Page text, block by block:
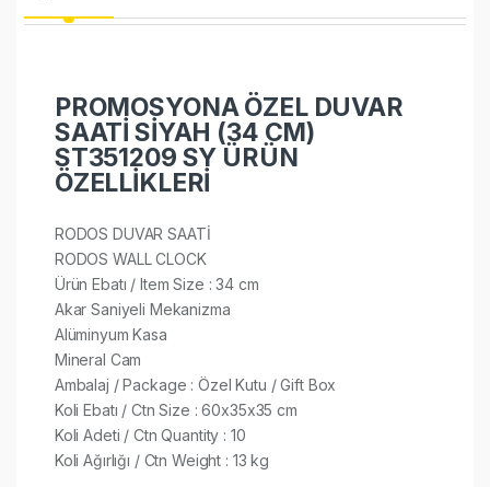
PROMOSYONA ÖZEL DUVAR
SAATİ SİYAH (34 CM)
ST351209 SY ÜRÜN
ÖZELLİKLERİ
RODOS DUVAR SAATİ
RODOS WALL CLOCK
Ürün Ebatı / Item Size : 34 cm
Akar Saniyeli Mekanizma
Alüminyum Kasa
Mineral Cam
Ambalaj / Package : Özel Kutu / Gift Box
Koli Ebatı / Ctn Size : 60x35x35 cm
Koli Adeti / Ctn Quantity : 10
Koli Ağırlığı / Ctn Weight : 13 kg​